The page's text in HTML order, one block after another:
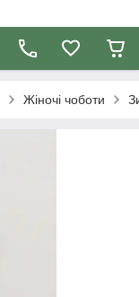
Жіночі чоботи